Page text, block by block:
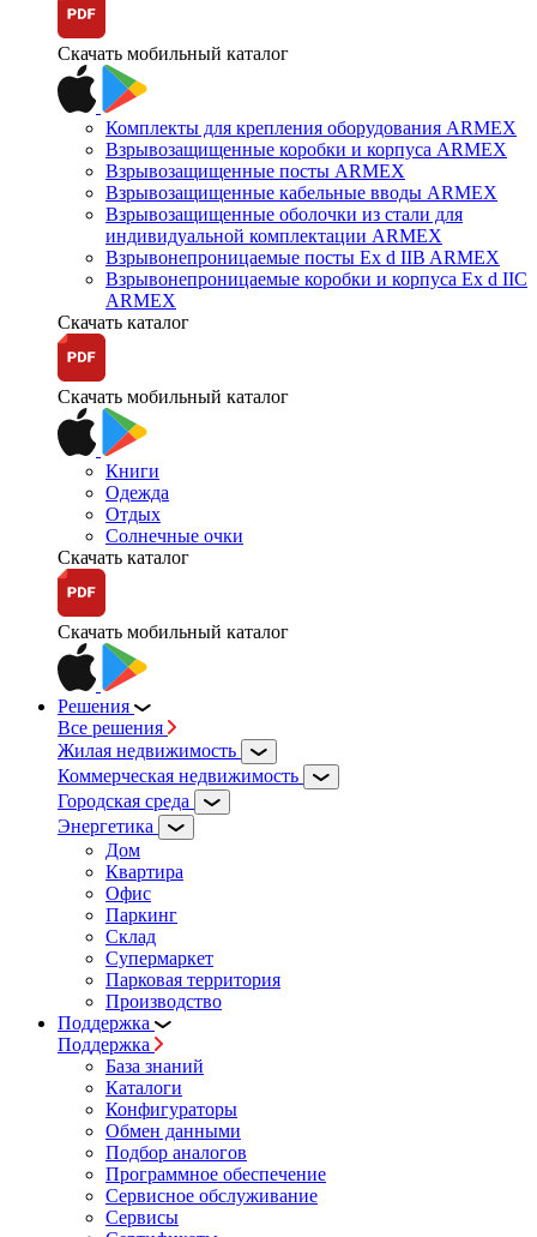
Скачать мобильный каталог
Комплекты для крепления оборудования ARMEX
Взрывозащищенные коробки и корпуса ARMEX
Взрывозащищенные посты ARMEX
Взрывозащищенные кабельные вводы ARMEX
Взрывозащищенные оболочки из стали для
индивидуальной комплектации ARMEX
Взрывонепроницаемые посты Ex d IIB ARMEX
Взрывонепроницаемые коробки и корпуса Ex d IIС
ARMEX
Скачать каталог
Скачать мобильный каталог
Книги
Одежда
Отдых
Солнечные очки
Скачать каталог
Скачать мобильный каталог
Решения
Все решения
Жилая недвижимость
Коммерческая недвижимость
Городская среда
Энергетика
Дом
Квартира
Офис
Паркинг
Склад
Супермаркет
Парковая территория
Производство
Поддержка
Поддержка
База знаний
Каталоги
Конфигураторы
Обмен данными
Подбор аналогов
Программное обеспечение
Сервисное обслуживание
Сервисы